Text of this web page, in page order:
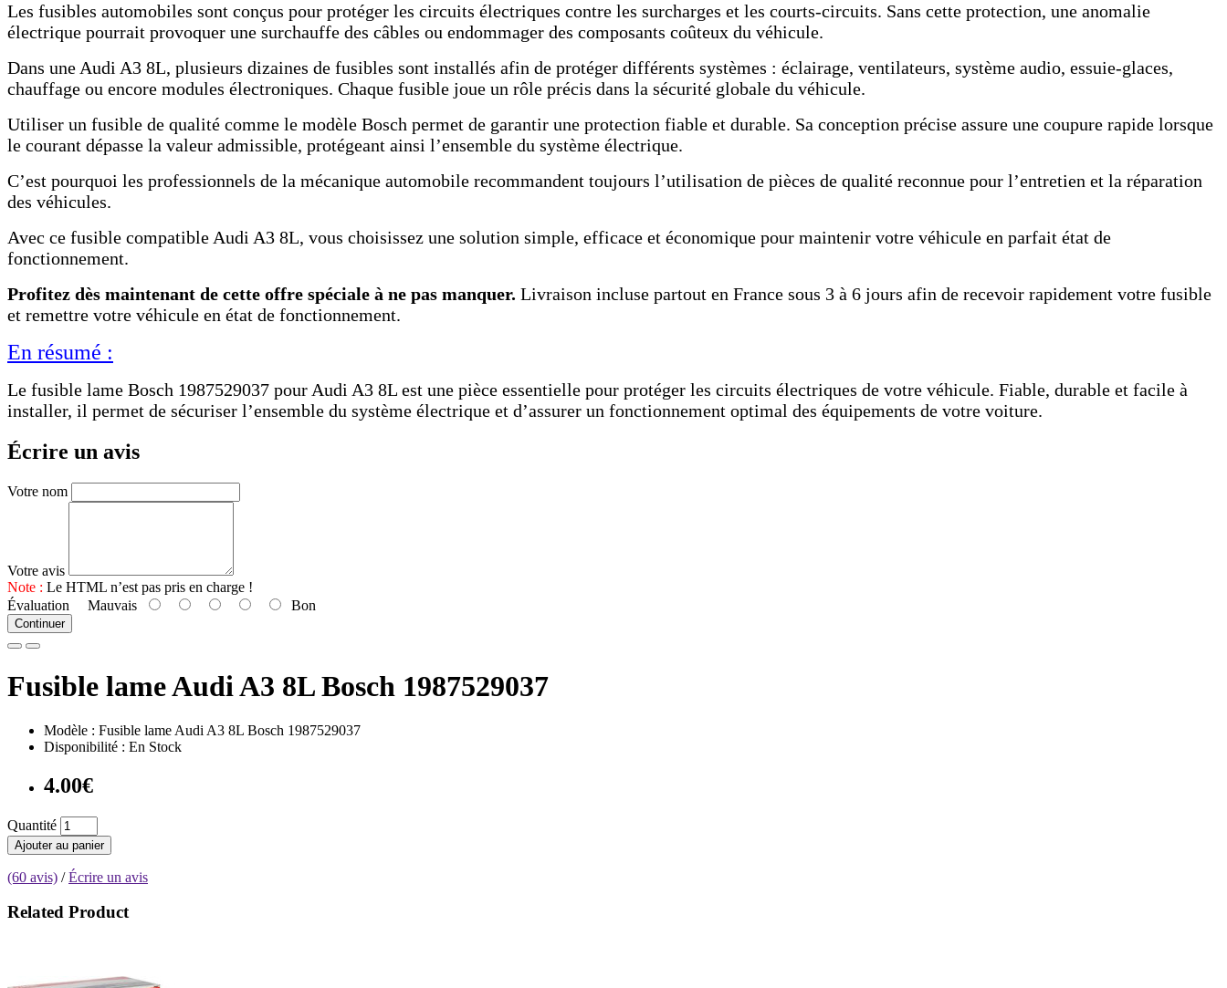
Les fusibles automobiles sont conçus pour protéger les circuits électriques contre les surcharges et les courts-circuits. Sans cette protection, une anomalie
électrique pourrait provoquer une surchauffe des câbles ou endommager des composants coûteux du véhicule.
Dans une Audi A3 8L, plusieurs dizaines de fusibles sont installés afin de protéger différents systèmes : éclairage, ventilateurs, système audio, essuie-glaces,
chauffage ou encore modules électroniques. Chaque fusible joue un rôle précis dans la sécurité globale du véhicule.
Utiliser un fusible de qualité comme le modèle Bosch permet de garantir une protection fiable et durable. Sa conception précise assure une coupure rapide lorsque
le courant dépasse la valeur admissible, protégeant ainsi l’ensemble du système électrique.
C’est pourquoi les professionnels de la mécanique automobile recommandent toujours l’utilisation de pièces de qualité reconnue pour l’entretien et la réparation
des véhicules.
Avec ce fusible compatible Audi A3 8L, vous choisissez une solution simple, efficace et économique pour maintenir votre véhicule en parfait état de
fonctionnement.
Profitez dès maintenant de cette offre spéciale à ne pas manquer. Livraison incluse partout en France sous 3 à 6 jours afin de recevoir rapidement votre fusible
et remettre votre véhicule en état de fonctionnement.
En résumé :
Le fusible lame Bosch 1987529037 pour Audi A3 8L est une pièce essentielle pour protéger les circuits électriques de votre véhicule. Fiable, durable et facile à
installer, il permet de sécuriser l’ensemble du système électrique et d’assurer un fonctionnement optimal des équipements de votre voiture.
Écrire un avis
Votre nom
Votre avis
Note : Le HTML n’est pas pris en charge !
Évaluation Mauvais Bon
Continuer
Fusible lame Audi A3 8L Bosch 1987529037
Modèle : Fusible lame Audi A3 8L Bosch 1987529037
Disponibilité : En Stock
4.00€
Quantité
Ajouter au panier
(60 avis) /Écrire un avis
Related Product